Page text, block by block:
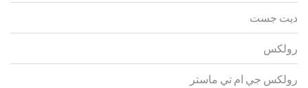
ديت جست
رولكس
رولكس جي ام تي ماستر